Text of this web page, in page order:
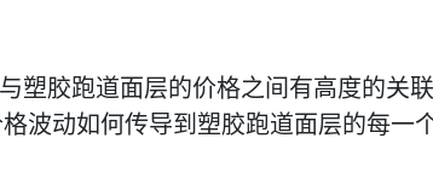
胶跑道面层的价格之间有高度的关
波动如何传导到塑胶跑道面层的每一个